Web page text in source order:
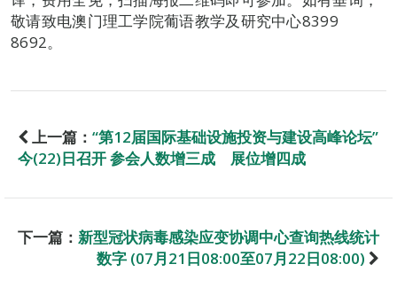
敬请致电澳门理工学院葡语教学及研究中心8399
8692。
上一篇： “第12届国际基础设施投资与建设高峰论坛”
今(22)日召开 参会人数增三成 展位增四成
下一篇： 新型冠状病毒感染应变协调中心查询热线统计
数字 (07月21日08:00至07月22日08:00)